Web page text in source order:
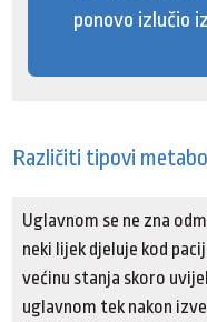
ponovo izlučio
Različiti tipovi
Uglavnom se ne zna
neki lijek djeluje kod
većinu stanja skoro
uglavnom tek nakon